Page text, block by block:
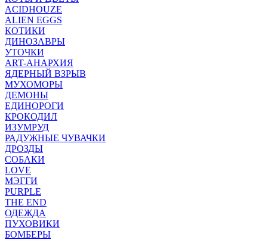
ACIDHOUZE
ALIEN EGGS
КОТИКИ
ДИНОЗАВРЫ
УТОЧКИ
ART-АНАРХИЯ
ЯДЕРНЫЙ ВЗРЫВ
МУХОМОРЫ
ДЕМОНЫ
ЕДИНОРОГИ
КРОКОДИЛ
ИЗУМРУД
РАДУЖНЫЕ ЧУВАЧКИ
ДРОЗДЫ
СОБАКИ
LOVE
МЭГГИ
PURPLE
THE END
ОДЕЖДА
ПУХОВИКИ
БОМБЕРЫ